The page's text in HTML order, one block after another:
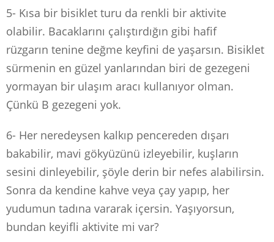
5- Kısa bir bisiklet turu da renkli bir aktivite
olabilir. Bacaklarını çalıştırdığın gibi hafif
rüzgarın tenine değme keyfini de yaşarsın. Bisiklet
sürmenin en güzel yanlarından biri de gezegeni
yormayan bir ulaşım aracı kullanıyor olman.
Çünkü B gezegeni yok.
6- Her neredeysen kalkıp pencereden dışarı
bakabilir, mavi gökyüzünü izleyebilir, kuşların
sesini dinleyebilir, şöyle derin bir nefes alabilirsin.
Sonra da kendine kahve veya çay yapıp, her
yudumun tadına vararak içersin. Yaşıyorsun,
bundan keyifli aktivite mi var?